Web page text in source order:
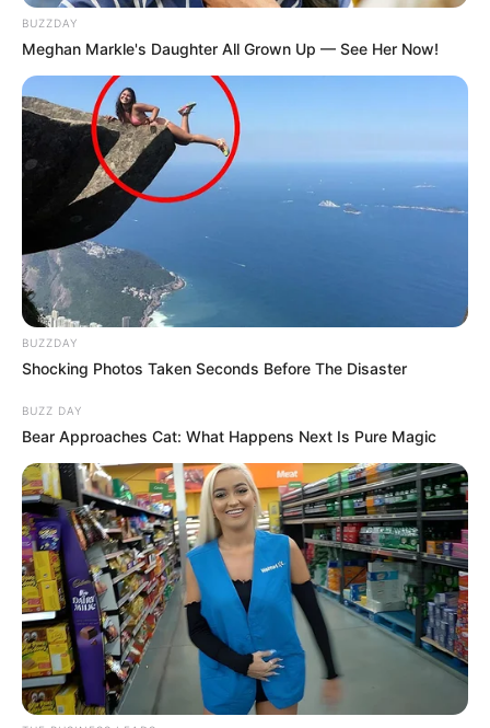
BUZZDAY
Meghan Markle's Daughter All Grown Up — See Her Now!
BUZZDAY
Shocking Photos Taken Seconds Before The Disaster
BUZZ DAY
Bear Approaches Cat: What Happens Next Is Pure Magic